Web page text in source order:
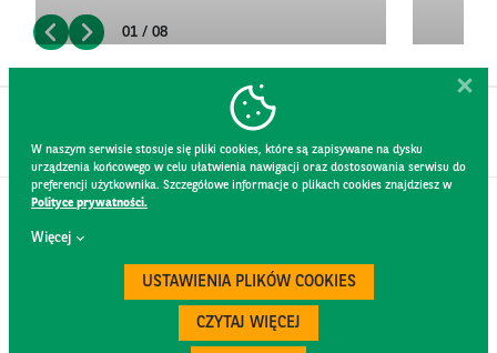
01 / 08
W naszym serwisie stosuje się pliki cookies, które są zapisywane na dysku
urządzenia końcowego w celu ułatwienia nawigacji oraz dostosowania serwisu do
preferencji użytkownika. Szczegółowe informacje o plikach cookies znajdziesz w
Polityce prywatności.
Więcej
USTAWIENIA PLIKÓW COOKIES
CZYTAJ WIĘCEJ
KONTAKT
REGULAMIN STRONY
POLITYKA PRYWATNOŚCI